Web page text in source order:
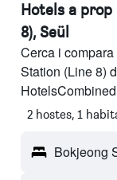
Hotels a prop
8), Seül
Cerca i
Station (Line 8)
2 hostes, 1